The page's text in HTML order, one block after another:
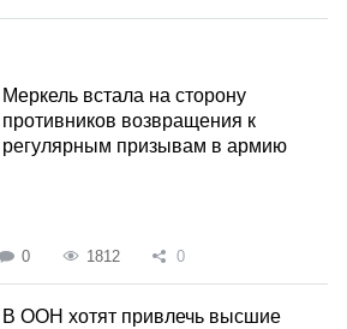
Меркель встала на сторону
противников возвращения к
регулярным призывам в армию
0 1812 0
В ООН хотят привлечь высшие